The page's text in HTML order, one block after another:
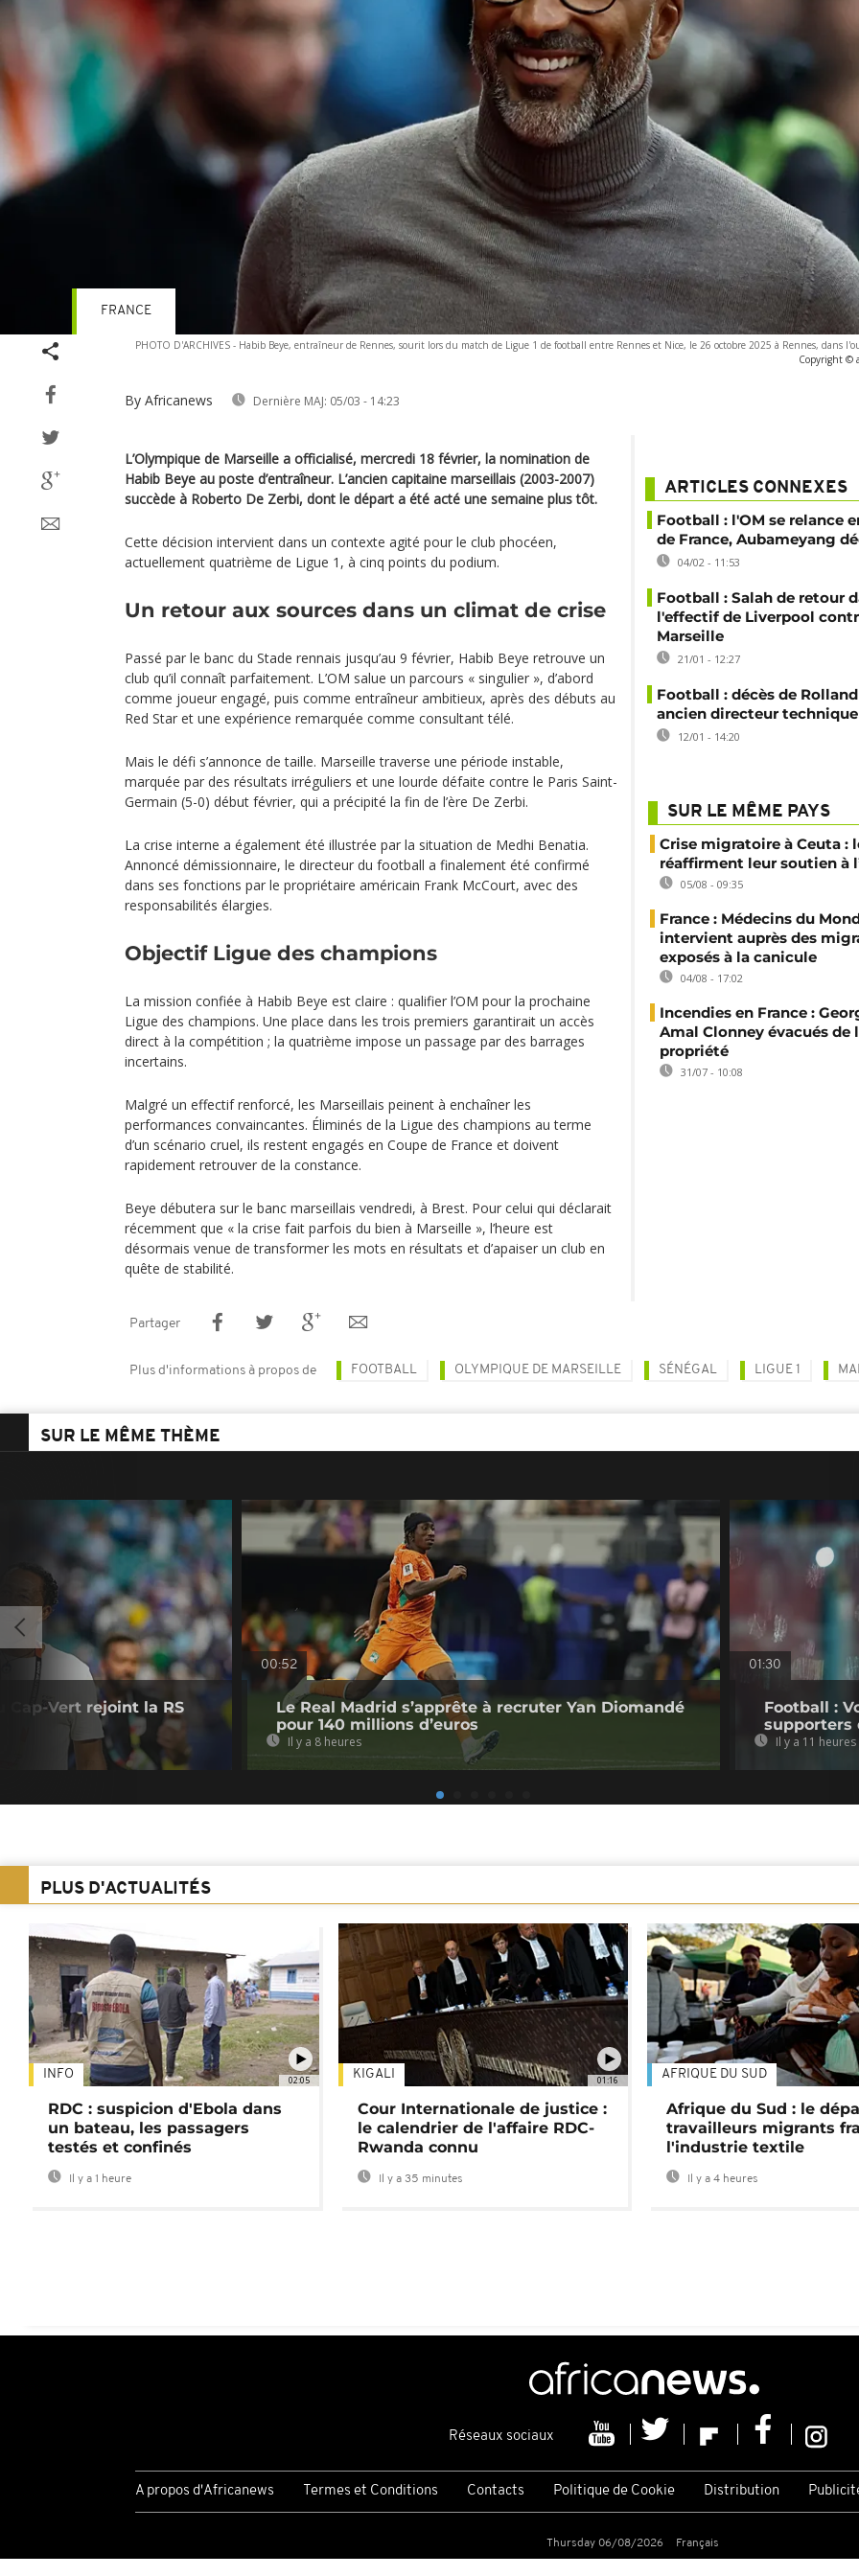
PHOTO D'ARCHIVES - Habib Beye, entraîneur de Rennes, sourit lors du match de Ligue 1 de football entre Rennes et Nice, le 26 octobre 2025 à Rennes, dans
Copyright ©
By Africanews Dernière MAJ: 05/03 - 14:23
FRANCE
L’Olympique de Marseille a officialisé, mercredi 18 février, la nomination de
Habib Beye au poste d’entraîneur. L’ancien capitaine marseillais (2003-2007)
succède à Roberto De Zerbi, dont le départ a été acté une semaine plus tôt.
Cette décision intervient dans un contexte agité pour le club phocéen,
actuellement quatrième de Ligue 1, à cinq points du podium.
Un retour aux sources dans un climat de crise
Passé par le banc du Stade rennais jusqu’au 9 février, Habib Beye retrouve un
club qu’il connaît parfaitement. L’OM salue un parcours « singulier », d’abord
comme joueur engagé, puis comme entraîneur ambitieux, après des débuts au
Red Star et une expérience remarquée comme consultant télé.
Mais le défi s’annonce de taille. Marseille traverse une période instable,
marquée par des résultats irréguliers et une lourde défaite contre le Paris Saint-
Germain (5-0) début février, qui a précipité la fin de l’ère De Zerbi.
La crise interne a également été illustrée par la situation de Medhi Benatia.
Annoncé démissionnaire, le directeur du football a finalement été confirmé
dans ses fonctions par le propriétaire américain Frank McCourt, avec des
responsabilités élargies.
Objectif Ligue des champions
La mission confiée à Habib Beye est claire : qualifier l’OM pour la prochaine
Ligue des champions. Une place dans les trois premiers garantirait un accès
direct à la compétition ; la quatrième impose un passage par des barrages
incertains.
Malgré un effectif renforcé, les Marseillais peinent à enchaîner les
performances convaincantes. Éliminés de la Ligue des champions au terme
d’un scénario cruel, ils restent engagés en Coupe de France et doivent
rapidement retrouver de la constance.
Beye débutera sur le banc marseillais vendredi, à Brest. Pour celui qui déclarait
récemment que « la crise fait parfois du bien à Marseille », l’heure est
désormais venue de transformer les mots en résultats et d’apaiser un club en
quête de stabilité.
ARTICLES CONNEXES
Football : l'OM se relance
de France, Aubameyang
04/02 - 11:53
Football : Salah de retour
l'effectif de Liverpool
Marseille
21/01 - 12:27
Football : décès de
ancien directeur
12/01 - 14:20
SUR LE MÊME PAYS
Crise migratoire à Ceuta :
réaffirment leur soutien à
05/08 - 09:35
France : Médecins du
intervient auprès des
exposés à la canicule
04/08 - 17:02
Incendies en France :
Amal Clonney évacués de
propriété
31/07 - 10:08
Partager
Plus d'informations à propos de FOOTBALL OLYMPIQUE DE MARSEILLE SÉNÉGAL LIGUE 1
SUR LE MÊME THÈME
Cap-Vert rejoint la RS
00:52
Le Real Madrid s’apprête à recruter Yan Diomandé
pour 140 millions d’euros
Il y a 8 heures
01:30
Football :
supporters
Il y a 11 heures
PLUS D'ACTUALITÉS
02:05
INFO
RDC : suspicion d'Ebola dans
un bateau, les passagers
testés et confinés
Il y a 1 heure
01:16
KIGALI
Cour Internationale de justice :
le calendrier de l'affaire RDC-
Rwanda connu
Il y a 35 minutes
AFRIQUE DU SUD
Afrique du Sud : le
travailleurs migrants
l'industrie textile
Il y a 4 heures
Réseaux sociaux
A propos d'Africanews Termes et Conditions Contacts Politique de Cookie Distribution
Thursday 06/08/2026